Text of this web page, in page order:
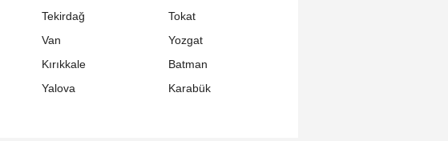
Tekirdağ
Tokat
Van
Yozgat
Kırıkkale
Batman
Yalova
Karabük